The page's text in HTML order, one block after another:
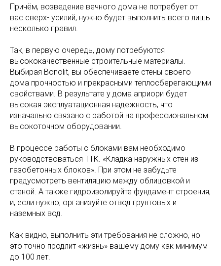
Причём, возведение вечного дома не потребует от
вас сверх- усилий, нужно будет выполнить всего лишь
несколько правил.
Так, в первую очередь, дому потребуются
высококачественные строительные материалы.
Выбирая Bonolit, вы обеспечиваете стены своего
дома прочностью и прекрасными теплосберегающими
свойствами. В результате у дома априори будет
высокая эксплуатационная надежность, что
изначально связано с работой на профессиональном
высокоточном оборудовании.
В процессе работы с блоками вам необходимо
руководствоваться ТТК. «Кладка наружных стен из
газобетонных блоков». При этом не забудьте
предусмотреть вентиляцию между облицовкой и
стеной. А также гидроизолируйте фундамент строения,
и, если нужно, организуйте отвод грунтовых и
наземных вод.
Как видно, выполнить эти требования не сложно, но
это точно продлит «жизнь» вашему дому как минимум
до 100 лет.